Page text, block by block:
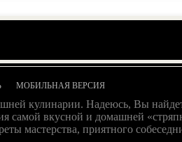
МОБИЛЬНАЯ ВЕРСИЯ
кулинарии. Надеюсь, Вы
самой вкусной и домашней
мастерства, приятного